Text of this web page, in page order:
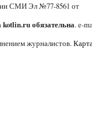
СМИ Эл №77-8561 от
kotlin.ru обязательна. e-
журналистов.